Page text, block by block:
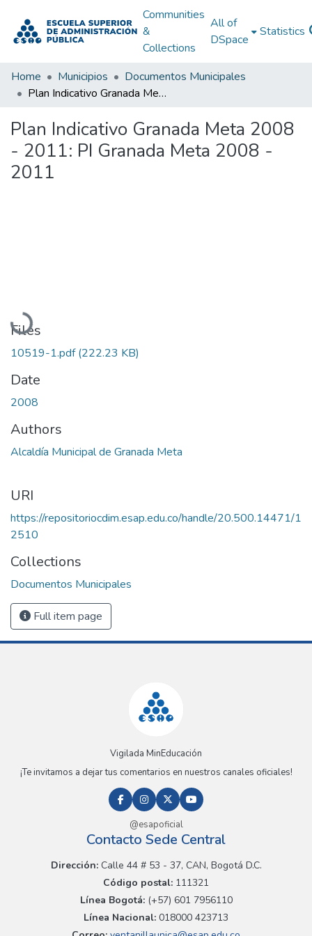
Communities
&
Collections
All of
DSpace
Statistics
Home Municipios
Documentos Municipales
Plan Indicativo Granada Meta 2008 - 2011: PI Granada Meta 2008 - 2011
Plan Indicativo Granada Meta 2008
- 2011: PI Granada Meta 2008 -
2011
Loading...
Files
10519-1.pdf(222.23 KB)
Date
2008
Authors
Alcaldía Municipal de Granada Meta
URI
https://repositoriocdim.esap.edu.co/handle/20.500.14471/1
2510
Collections
Documentos Municipales
Full item page
Vigilada MinEducación
¡Te invitamos a dejar tus comentarios en nuestros canales oficiales!
@esapoficial
Contacto Sede Central
Dirección:Calle 44 # 53 - 37, CAN, Bogotá D.C.
Código postal: 111321
Línea Bogotá:(+57) 601 7956110
Línea Nacional: 018000 423713